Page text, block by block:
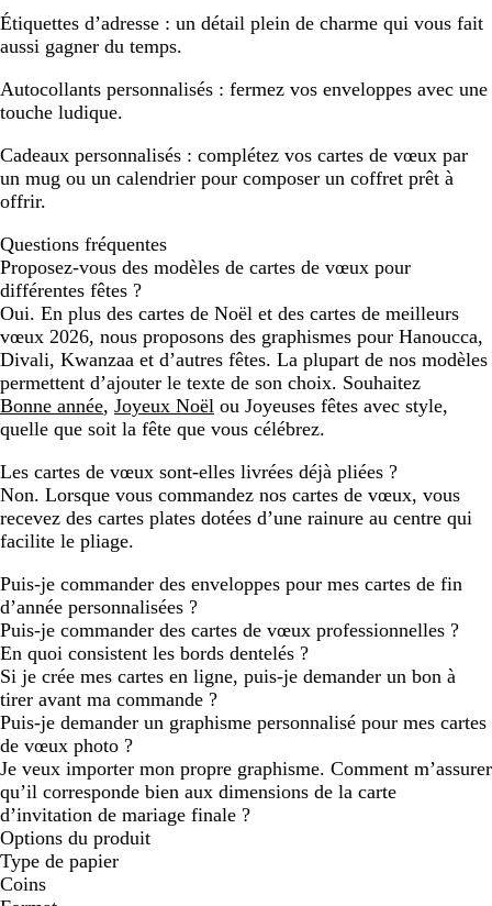
Étiquettes d’adresse : un détail plein de charme qui vous fait
aussi gagner du temps.
Autocollants personnalisés : fermez vos enveloppes avec une
touche ludique.
Cadeaux personnalisés : complétez vos cartes de vœux par
un mug ou un calendrier pour composer un coffret prêt à
offrir.
Questions fréquentes
Proposez-vous des modèles de cartes de vœux pour
différentes fêtes ?
Oui. En plus des cartes de Noël et des cartes de meilleurs
vœux 2026, nous proposons des graphismes pour Hanoucca,
Divali, Kwanzaa et d’autres fêtes. La plupart de nos modèles
permettent d’ajouter le texte de son choix. Souhaitez
Bonne année, Joyeux Noël ou Joyeuses fêtes avec style,
quelle que soit la fête que vous célébrez.
Les cartes de vœux sont-elles livrées déjà pliées ?
Non. Lorsque vous commandez nos cartes de vœux, vous
recevez des cartes plates dotées d’une rainure au centre qui
facilite le pliage.
Puis-je commander des enveloppes pour mes cartes de fin
d’année personnalisées ?
Puis-je commander des cartes de vœux professionnelles ?
En quoi consistent les bords dentelés ?
Si je crée mes cartes en ligne, puis-je demander un bon à
tirer avant ma commande ?
Puis-je demander un graphisme personnalisé pour mes cartes
de vœux photo ?
Je veux importer mon propre graphisme. Comment m’assurer
qu’il corresponde bien aux dimensions de la carte
d’invitation de mariage finale ?
Options du produit
Type de papier
Coins